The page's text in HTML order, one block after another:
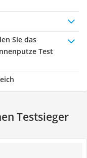
Sie das
Test
Testsieger